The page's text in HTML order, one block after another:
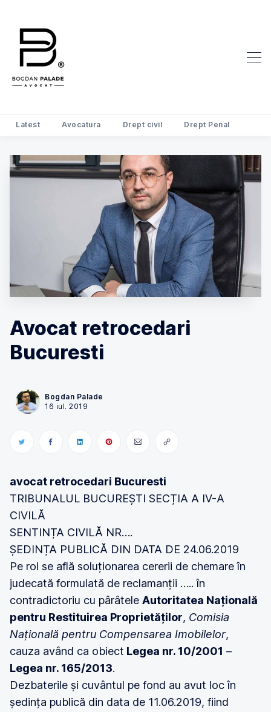
Search Avocat Bogdan Palade
Latest Avocatura Drept civil Drept Penal
Avocat retrocedari
Bucuresti
Bogdan Palade
16 iul. 2019
avocat retrocedari Bucuresti
TRIBUNALUL BUCUREȘTI SECȚIA A IV-A
CIVILĂ
SENTINȚA CIVILĂ NR….
ȘEDINȚA PUBLICĂ DIN DATA DE 24.06.2019
Pe rol se află soluționarea cererii de chemare în
judecată formulată de reclamanții ….. în
contradictoriu cu pârâtele Autoritatea Națională
pentru Restituirea Proprietăților, Comisia
Națională pentru Compensarea Imobilelor,
cauza având ca obiect Legea nr. 10/2001 –
Legea nr. 165/2013.
Dezbaterile și cuvântul pe fond au avut loc în
ședința publică din data de 11.06.2019, fiind